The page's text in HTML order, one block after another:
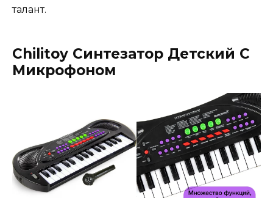
талант.
Chilitoy Синтезатор Детский С
Микрофоном